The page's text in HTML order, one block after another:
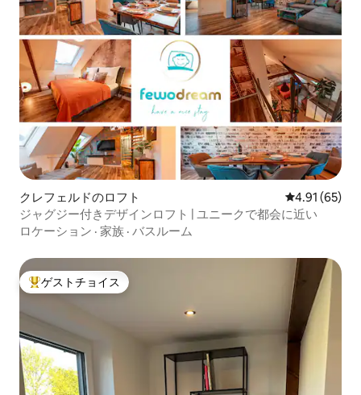
クレフェルドのロフト レビュー65
4.91 (65)
ジャグジー付きデザインロフト | ユニークで都会に近い
ロケーション · 家族 · バスルーム
大好評のゲストチョイスです。
ゲストチョイス